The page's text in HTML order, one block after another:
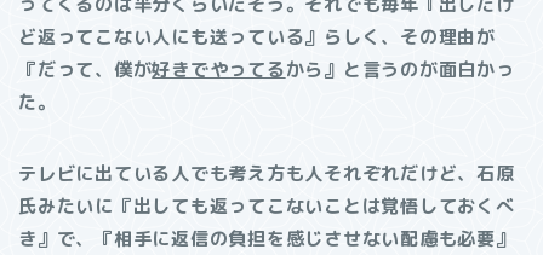
ど返ってこない人にも送っている』らしく、その理由が
『だって、僕が好きでやってるから』と言うのが面白かっ
た。
テレビに出ている人でも考え方も人それぞれだけど、石原
氏みたいに『出しても返ってこないことは覚悟しておくべ
き』で、『相手に返信の負担を感じさせない配慮も必要』